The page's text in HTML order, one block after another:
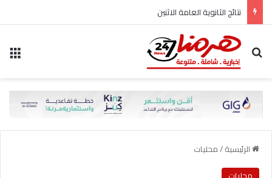
نتائج الثانوية العامة الاثنين
بحث عن
الرئيسية/محليات